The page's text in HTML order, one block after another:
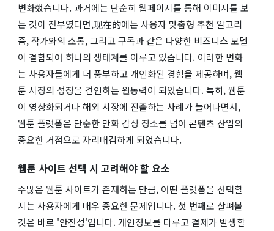
변화했습니다. 과거에는 단순히 웹페이지를 통해 이미지를 보
는 것이 전부였다면,现在的에는 사용자 맞춤형 추천 알고리
즘, 작가와의 소통, 그리고 구독과 같은 다양한 비즈니스 모델
이 결합되어 하나의 생태계를 이루고 있습니다. 이러한 변화
는 사용자들에게 더 풍부하고 개인화된 경험을 제공하며, 웹
툰 시장의 성장을 견인하는 원동력이 되었습니다. 특히, 웹툰
이 영상화되거나 해외 시장에 진출하는 사례가 늘어나면서,
웹툰 플랫폼은 단순한 만화 감상 장소를 넘어 콘텐츠 산업의
중요한 거점으로 자리매김하게 되었습니다.
웹툰 사이트 선택 시 고려해야 할 요소
수많은 웹툰 사이트가 존재하는 만큼, 어떤 플랫폼을 선택할
지는 사용자에게 매우 중요한 문제입니다. 첫 번째로 살펴볼
것은 바로 '안전성'입니다. 개인정보를 다루고 결제가 발생할